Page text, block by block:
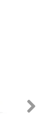
★